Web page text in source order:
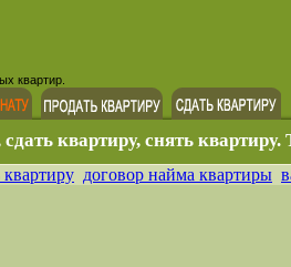
квартир.
квартиру, снять
квартиру договор найма квартиры